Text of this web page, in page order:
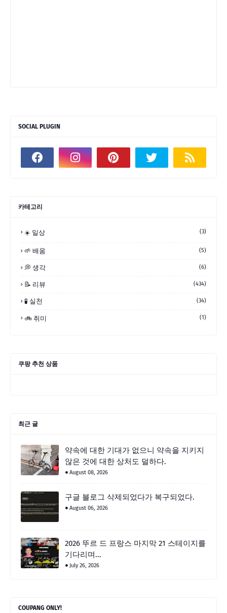
SOCIAL PLUGIN
카테고리
☀️ 일상 (3)
🌱 배움 (5)
💭 생각 (6)
📝 리뷰 (434)
🧪 실천 (34)
🚲 취미 (1)
쿠팡 추천 상품
최근 글
약속에 대한 기대가 없으니 약속을 지키지
않은 것에 대한 상처도 덜하다.
August 08, 2026
구글 블로그 삭제되었다가 복구되었다.
August 06, 2026
2026 뚜르 드 프랑스 마지막 21 스테이지를
기다리며...
July 26, 2026
COUPANG ONLY!